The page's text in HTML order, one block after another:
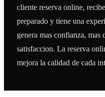
cliente reserva online,
preparado y tiene una
genera mas confianza,
satisfaccion. La reserva
mejora la calidad de cada